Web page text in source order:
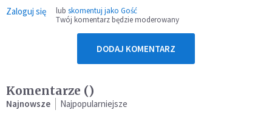
Zaloguj się lub skomentuj jako Gość
Twój komentarz będzie moderowany
DODAJ KOMENTARZ
Komentarze ()
Najnowsze Najpopularniejsze